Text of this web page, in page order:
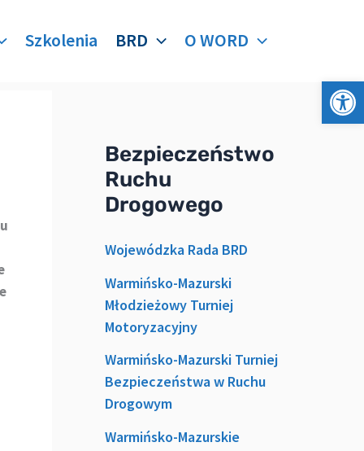
Szkolenia BRD O WORD
Bezpieczeństwo
Ruchu
Drogowego
Wojewódzka Rada BRD
Warmińsko-Mazurski
Młodzieżowy Turniej
Motoryzacyjny
Warmińsko-Mazurski Turniej
Bezpieczeństwa w Ruchu
Drogowym
Warmińsko-Mazurskie